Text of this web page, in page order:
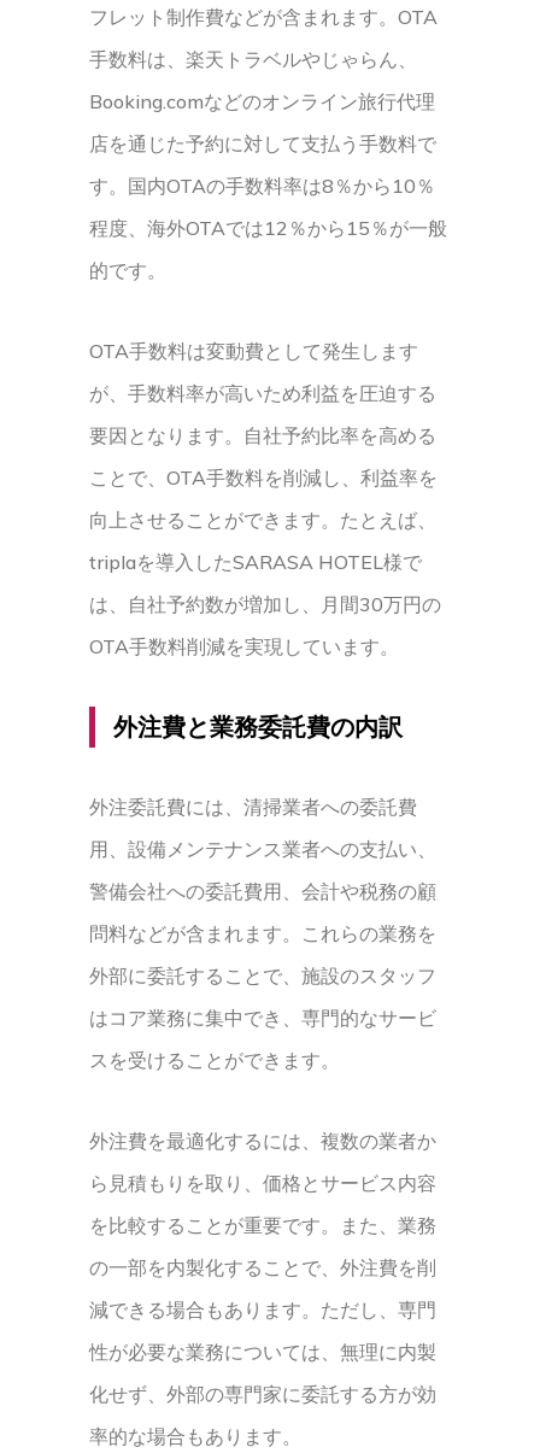
フレット制作費などが含まれます。OTA
手数料は、楽天トラベルやじゃらん、
Booking.comなどのオンライン旅行代理
店を通じた予約に対して支払う手数料で
す。国内OTAの手数料率は8％から10％
程度、海外OTAでは12％から15％が一般
的です。
OTA手数料は変動費として発生します
が、手数料率が高いため利益を圧迫する
要因となります。自社予約比率を高める
ことで、OTA手数料を削減し、利益率を
向上させることができます。たとえば、
triplaを導入したSARASA HOTEL様で
は、自社予約数が増加し、月間30万円の
OTA手数料削減を実現しています。
外注費と業務委託費の内訳
外注委託費には、清掃業者への委託費
用、設備メンテナンス業者への支払い、
警備会社への委託費用、会計や税務の顧
問料などが含まれます。これらの業務を
外部に委託することで、施設のスタッフ
はコア業務に集中でき、専門的なサービ
スを受けることができます。
外注費を最適化するには、複数の業者か
ら見積もりを取り、価格とサービス内容
を比較することが重要です。また、業務
の一部を内製化することで、外注費を削
減できる場合もあります。ただし、専門
性が必要な業務については、無理に内製
化せず、外部の専門家に委託する方が効
率的な場合もあります。